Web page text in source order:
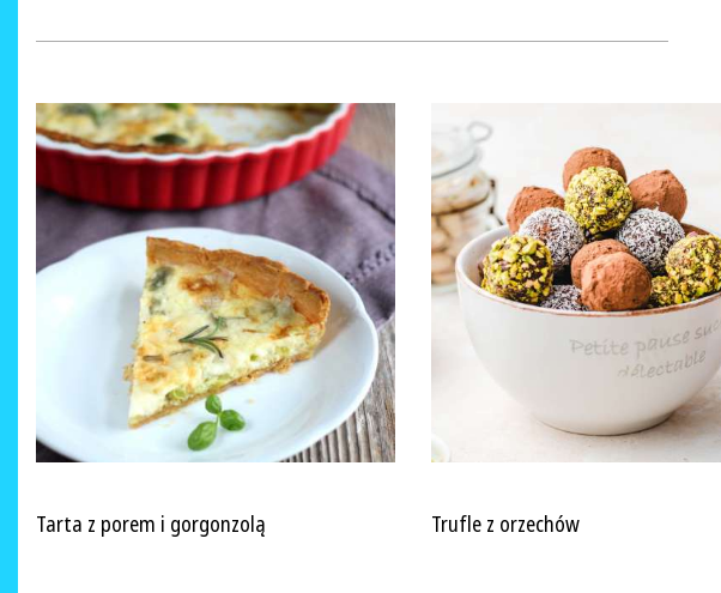
Tarta z porem i gorgonzolą Trufle z orzechów